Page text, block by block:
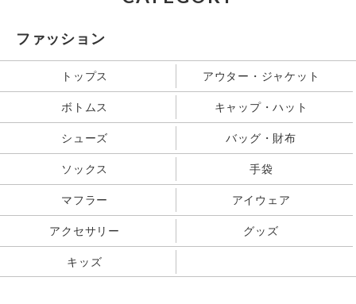
ファッション
トップス アウター・ジャケット
ボトムス キャップ・ハット
シューズ バッグ・財布
ソックス 手袋
マフラー アイウェア
アクセサリー グッズ
キッズ